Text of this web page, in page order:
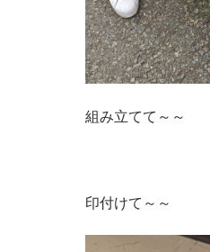
組み立てて～～
印付けて～～